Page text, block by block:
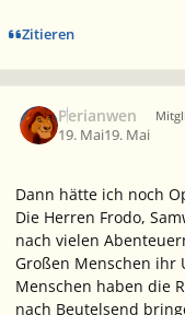
Zitieren
Perianwen
19. Mai19. Mai
Dann hätte ich noch
Die Herren Frodo,
nach vielen
Großen Menschen ihr
Menschen haben die
nach Beutelsend